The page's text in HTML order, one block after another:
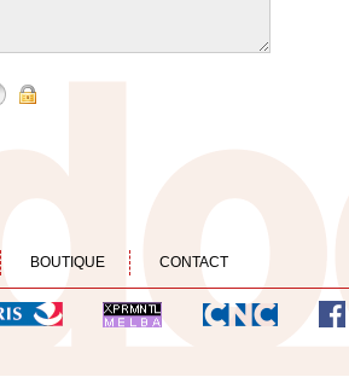
BOUTIQUE CONTACT